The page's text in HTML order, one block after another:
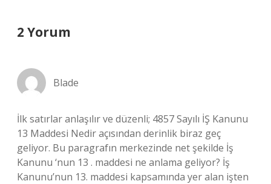
2 Yorum
Blade
İlk satırlar anlaşılır ve düzenli; 4857 Sayılı İŞ Kanunu
13 Maddesi Nedir açısından derinlik biraz geç
geliyor. Bu paragrafın merkezinde net şekilde İş
Kanunu ‘nun 13 . maddesi ne anlama geliyor? İş
Kanunu’nun 13. maddesi kapsamında yer alan işten